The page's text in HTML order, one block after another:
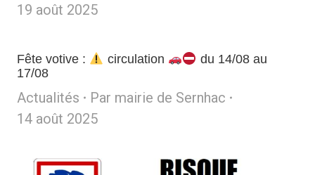
19 août 2025
Fête votive : circulation
du 14/08 au
17/08
Actualités Par mairie de Sernhac
14 août 2025